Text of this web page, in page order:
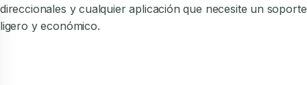
direccionales y cualquier aplicación que necesite un soporte
ligero y económico.